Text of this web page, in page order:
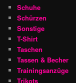
Schuhe
Schürzen
Sonstige
T-Shirt
Taschen
Tassen & Becher
Trainingsanzüge
Trikots